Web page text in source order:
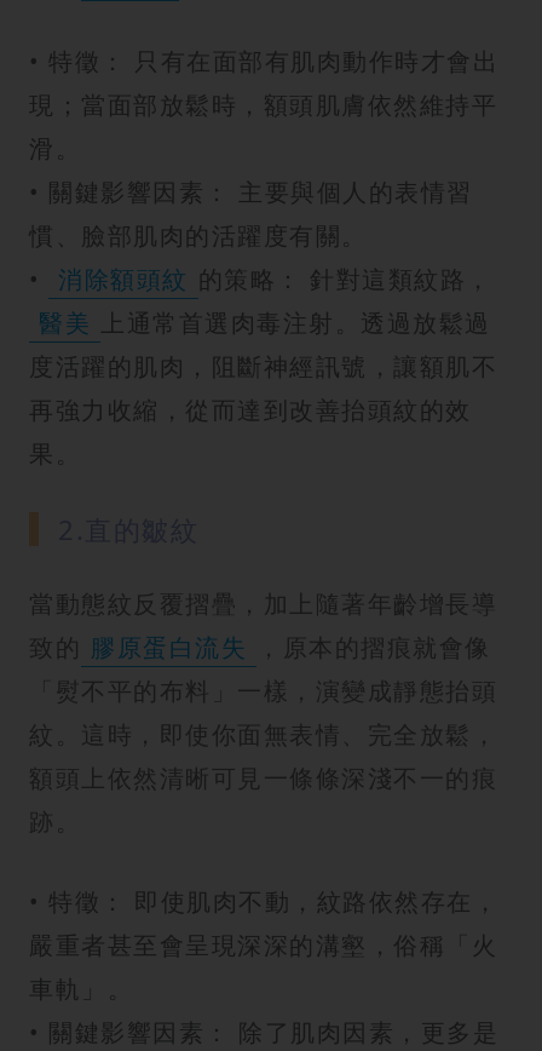
• 特徵： 只有在面部有肌肉動作時才會出
現；當面部放鬆時，額頭肌膚依然維持平
滑。
• 關鍵影響因素： 主要與個人的表情習
慣、臉部肌肉的活躍度有關。
•
消除額頭紋 的策略： 針對這類紋路，
醫美 上通常首選肉毒注射。透過放鬆過
度活躍的肌肉，阻斷神經訊號，讓額肌不
再強力收縮，從而達到改善抬頭紋的效
果。
當動態紋反覆摺疊，加上隨著年齡增長導
致的 膠原蛋白流失
，原本的摺痕就會像
「熨不平的布料」一樣，演變成靜態抬頭
紋。這時，即使你面無表情、完全放鬆，
額頭上依然清晰可見一條條深淺不一的痕
跡。
• 特徵： 即使肌肉不動，紋路依然存在，
嚴重者甚至會呈現深深的溝壑，俗稱「火
車軌」。
• 關鍵影響因素： 除了肌肉因素，更多是